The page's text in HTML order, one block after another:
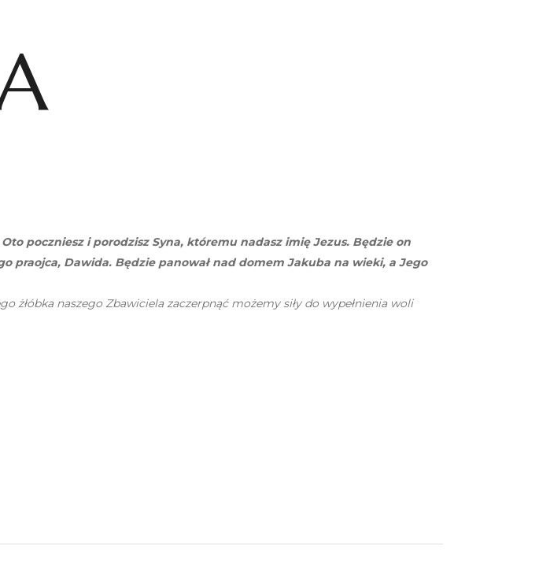
poczniesz i porodzisz Syna, któremu nadasz imię Jezus. Będzie on
praojca, Dawida. Będzie panował nad domem Jakuba na wieki, a Jego
żłóbka naszego Zbawiciela zaczerpnąć możemy siły do wypełnienia woli